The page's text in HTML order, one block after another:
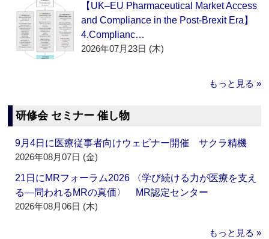
【UK–EU Pharmaceutical Market Access
and Compliance in the Post-Brexit Era】
4.Complianc…
2026年07月23日 (木)
もっと見る »
研修会 セミナー 催し物
9月4日に医療従事者向けウェビナー開催 サクラ精機
2026年08月07日 (金)
21日にMRフォーラム2026 〈学び続ける力が医療を支え
る―問われるMRの真価〉 MR認定センター
2026年08月06日 (木)
もっと見る »